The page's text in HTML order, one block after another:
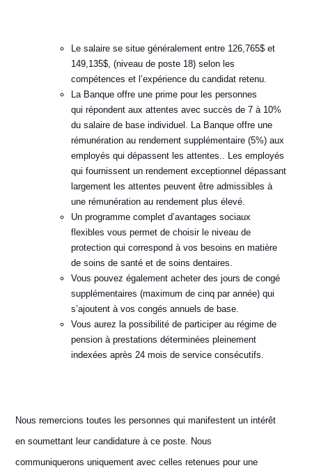
Le salaire se situe généralement entre 126,765$ et
149,135$, (niveau de poste 18) selon les
compétences et l’expérience du candidat retenu.
La Banque offre une prime pour les personnes
qui répondent aux attentes avec succès de 7 à 10%
du salaire de base individuel. La Banque offre une
rémunération au rendement supplémentaire (5%) aux
employés qui dépassent les attentes.. Les employés
qui fournissent un rendement exceptionnel dépassant
largement les attentes peuvent être admissibles à
une rémunération au rendement plus élevé.
Un programme complet d’avantages sociaux
flexibles vous permet de choisir le niveau de
protection qui correspond à vos besoins en matière
de soins de santé et de soins dentaires.
Vous pouvez également acheter des jours de congé
supplémentaires (maximum de cinq par année) qui
s’ajoutent à vos congés annuels de base.
Vous aurez la possibilité de participer au régime de
pension à prestations déterminées pleinement
indexées après 24 mois de service consécutifs.
Nous remercions toutes les personnes qui manifestent un intérêt
en soumettant leur candidature à ce poste. Nous
communiquerons uniquement avec celles retenues pour une